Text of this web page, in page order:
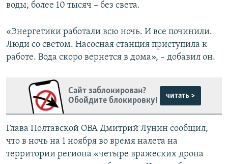
воды, более 10 тысяч – без света.
«Энергетики работали всю ночь. И все починили.
Люди со светом. Насосная станция приступила к
работе. Вода скоро вернется в дома», – добавил он.
Сайт заблокирован?
Обойдите блокировку!
читать >
Глава Полтавской ОВА Дмитрий Лунин сообщил,
что в ночь на 1 ноября во время налета на
территории региона «четыре вражеских дрона